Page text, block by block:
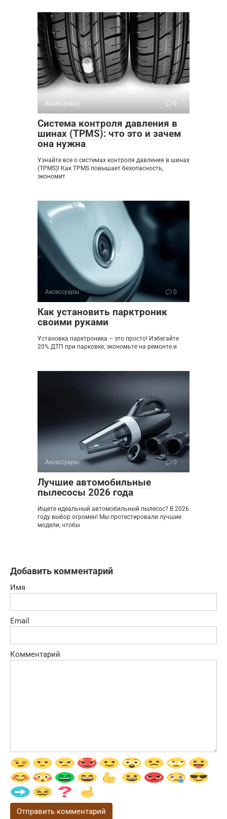
Аксессуары 0
Система контроля давления в
шинах (TPMS): что это и зачем
она нужна
Узнайте все о системах контроля давления в шинах
(TPMS)! Как TPMS повышает безопасность,
экономит
Аксессуары 0
Как установить парктроник
своими руками
Установка парктроника – это просто! Избегайте
20% ДТП при парковке, экономьте на ремонте и
Аксессуары 0
Лучшие автомобильные
пылесосы 2026 года
Ищете идеальный автомобильный пылесос? В 2026
году выбор огромен! Мы протестировали лучшие
модели, чтобы
Добавить комментарий
Имя
Email
Комментарий